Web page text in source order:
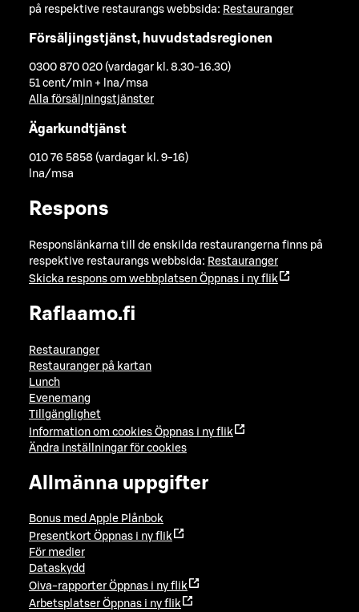
på respektive restaurangs webbsida: Restauranger
Försäljingstjänst, huvudstadsregionen
0300 870 020 (vardagar kl. 8.30-16.30)
51 cent/min + lna/msa
Alla försäljningstjänster
Ägarkundtjänst
010 76 5858 (vardagar kl. 9-16)
lna/msa
Respons
Responslänkarna till de enskilda restaurangerna finns på
respektive restaurangs webbsida: Restauranger
Skicka respons om webbplatsen Öppnas i ny flik
Raflaamo.fi
Restauranger
Restauranger på kartan
Lunch
Evenemang
Tillgänglighet
Information om cookies Öppnas i ny flik
Ändra inställningar för cookies
Allmänna uppgifter
Bonus med Apple Plånbok
Presentkort Öppnas i ny flik
För medier
Dataskydd
Oiva-rapporter Öppnas i ny flik
Arbetsplatser Öppnas i ny flik